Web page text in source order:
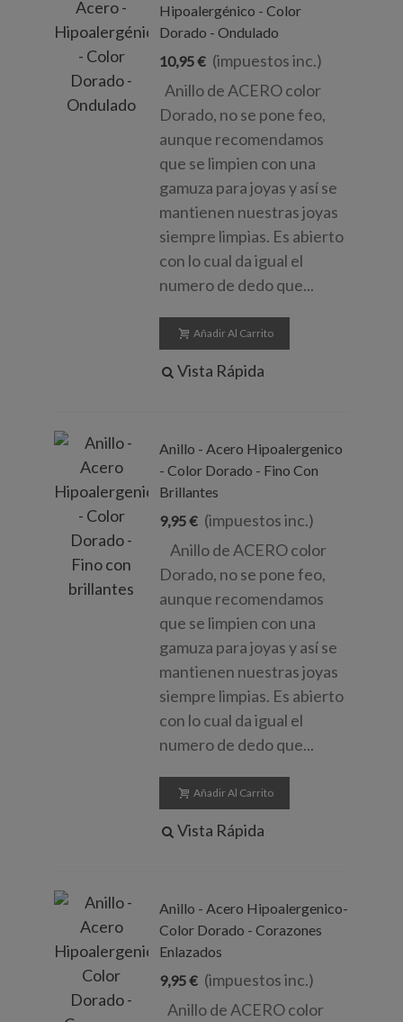
Hipoalergénico - Color
Dorado - Ondulado
10,95 € (impuestos inc.)
Anillo de ACERO color
Dorado, no se pone feo,
aunque recomendamos
que se limpien con una
gamuza para joyas y así se
mantienen nuestras joyas
siempre limpias. Es abierto
con lo cual da igual el
numero de dedo que...
Añadir Al Carrito
Vista Rápida
Anillo - Acero Hipoalergenico
- Color Dorado - Fino Con
Brillantes
9,95 € (impuestos inc.)
Anillo de ACERO color
Dorado, no se pone feo,
aunque recomendamos
que se limpien con una
gamuza para joyas y así se
mantienen nuestras joyas
siempre limpias. Es abierto
con lo cual da igual el
numero de dedo que...
Añadir Al Carrito
Vista Rápida
Anillo - Acero Hipoalergenico-
Color Dorado - Corazones
Enlazados
9,95 € (impuestos inc.)
Anillo de ACERO color